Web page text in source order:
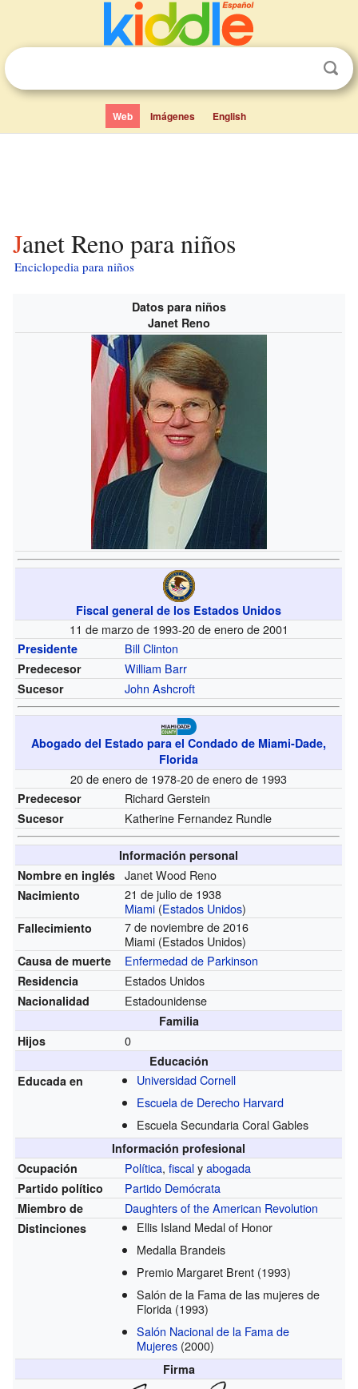
Web Imágenes English
Janet Reno para niños
Enciclopedia para niños
Datos para niños
Janet Reno
Fiscal general de los Estados Unidos
11 de marzo de 1993-20 de enero de 2001
Presidente Bill Clinton
Predecesor William Barr
Sucesor John Ashcroft
Abogado del Estado para el Condado de Miami-Dade,
Florida
20 de enero de 1978-20 de enero de 1993
Predecesor Richard Gerstein
Sucesor Katherine Fernandez Rundle
Información personal
Nombre en inglés
Janet Wood Reno
Nacimiento
21 de julio de 1938
Miami (Estados Unidos)
Fallecimiento
7 de noviembre de 2016
Miami (Estados Unidos)
Causa de muerte Enfermedad de Parkinson
Residencia Estados Unidos
Nacionalidad Estadounidense
Familia
Hijos
0
Educación
Educada en
Universidad Cornell
Escuela de Derecho Harvard
Escuela Secundaria Coral Gables
Información profesional
Ocupación
Política,fiscalyabogada
Partido político Partido Demócrata
Miembro de Daughters of the American Revolution
Distinciones
Ellis Island Medal of Honor
Medalla Brandeis
Premio Margaret Brent (1993)
Salón de la Fama de las mujeres de
Florida (1993)
Salón Nacional de la Fama de
Mujeres (2000)
Firma